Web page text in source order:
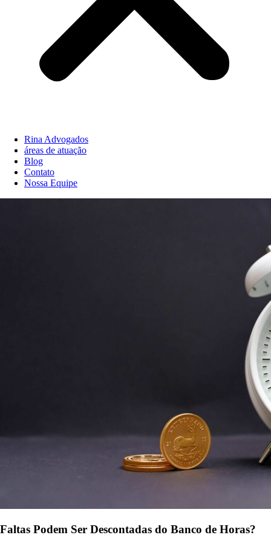
Rina Advogados
áreas de atuação
Blog
Contato
Nossa Equipe
Faltas Podem Ser Descontadas do Banco de Horas?